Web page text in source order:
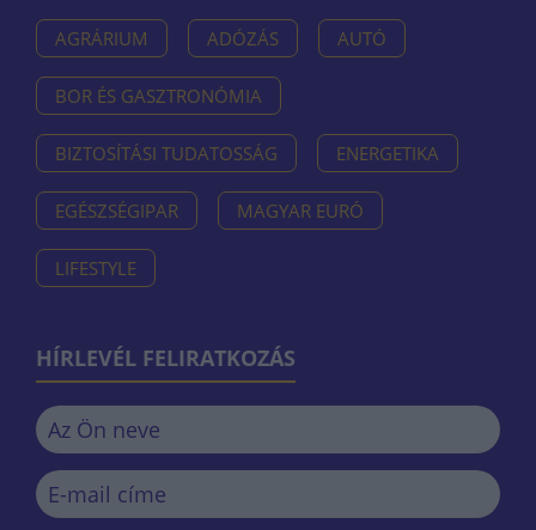
AGRÁRIUM ADÓZÁS AUTÓ
BOR ÉS GASZTRONÓMIA
BIZTOSÍTÁSI TUDATOSSÁG ENERGETIKA
EGÉSZSÉGIPAR MAGYAR EURÓ
LIFESTYLE
HÍRLEVÉL FELIRATKOZÁS